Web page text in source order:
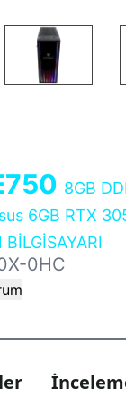
8GB
6GB RTX
0HC